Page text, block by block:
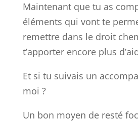
Maintenant que tu as
éléments qui vont te
remettre dans le droit
t’apporter encore plus
Et si tu suivais un
moi ?
Un bon moyen de resté